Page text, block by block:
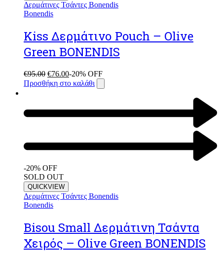
Δερμάτινες Τσάντες Bonendis
Bonendis
Kiss Δερμάτινο Pouch – Olive
Green BONENDIS
€95.00 €76.00-20% OFF
Προσθήκη στο καλάθι
-20% OFF
SOLD OUT
QUICKVIEW
Δερμάτινες Τσάντες Bonendis
Bonendis
Bisou Small Δερμάτινη Τσάντα
Χειρός – Olive Green BONENDIS